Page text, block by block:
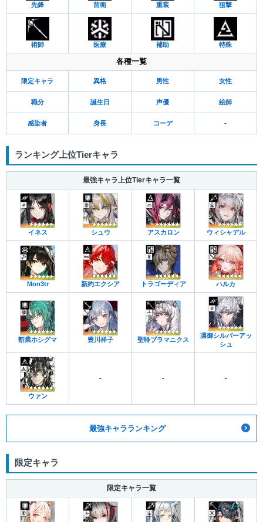
先鋒 前衛 重装 狙撃
術師 医療 補助 特殊
各種一覧
限定キャラ 異格 男性 女性
職分 誕生日 声優 絵師
感染者 身長 コーデ -
ランキング上位Tierキャラ
最強キャラ上位Tierキャラ一覧
イネス シュウ アスカロン ウィシャデル
Mon3tr 新約エクシア トラゴーディア ハルカ
斬業ホシグマ 豊川祥子 聖聆プラマニクス
凛御シルバーアッ
シュ
ウァン
- - -
最強キャラランキング
限定キャラ
限定キャラ一覧